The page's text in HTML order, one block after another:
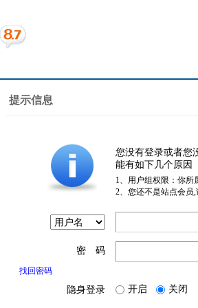
提示信息
您没有登录或者您
能有如下几个原因
1、用户组权限：你所
2、您还不是站点会员
密 码
找回密码
隐身登录 开启 关闭